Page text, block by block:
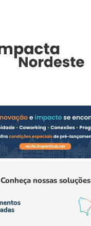
Conheça nossas soluções